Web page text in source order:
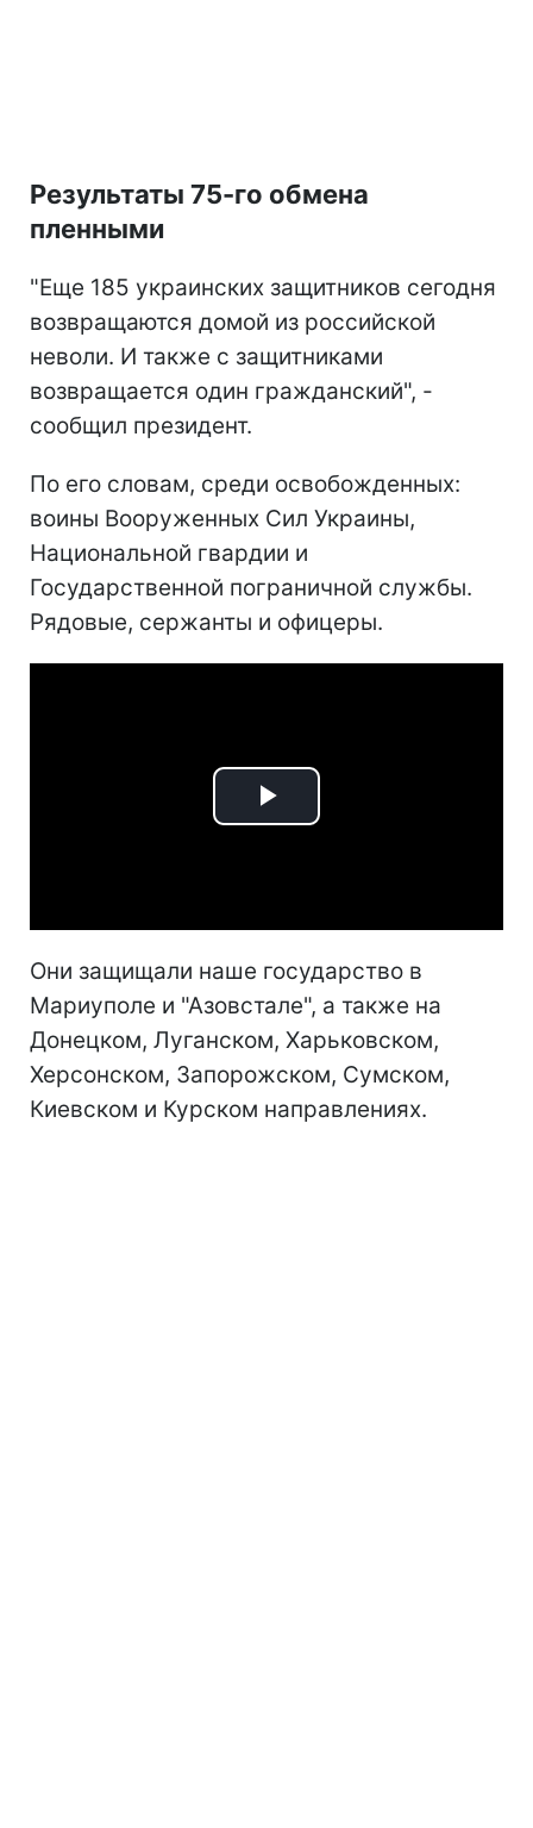
Результаты 75-го обмена
пленными
"Еще 185 украинских защитников сегодня
возвращаются домой из российской
неволи. И также с защитниками
возвращается один гражданский", -
сообщил президент.
По его словам, среди освобожденных:
воины Вооруженных Сил Украины,
Национальной гвардии и
Государственной пограничной службы.
Рядовые, сержанты и офицеры.
Play
Они защищали наше государство в
Мариуполе и "Азовстале", а также на
Донецком, Луганском, Харьковском,
Херсонском, Запорожском, Сумском,
Киевском и Курском направлениях.